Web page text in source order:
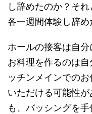
し辞めたのか？そ
各一週間体験し辞め
ホールの接客は自
お料理を作るのは
ッチンメインでの
いただける可能性
も、バッシングを